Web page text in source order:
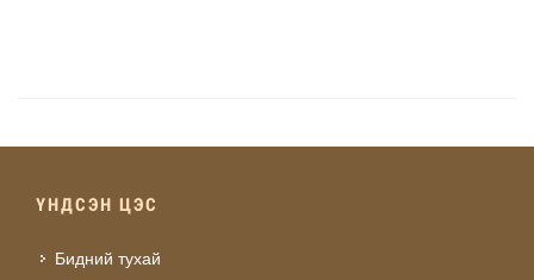
ҮНДСЭН ЦЭС
Бидний тухай